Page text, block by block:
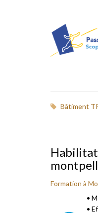
Bâtiment
Formation à
•
•